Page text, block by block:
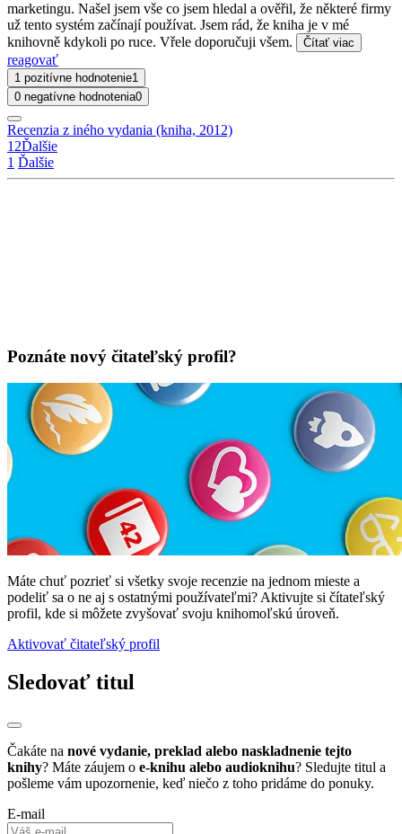
marketingu. Našel jsem vše co jsem hledal a ověřil, že některé firmy
už tento systém začínají používat. Jsem rád, že kniha je v mé
knihovně kdykoli po ruce. Vřele doporučuji všem.
Čítať viac
reagovať
1 pozitívne hodnotenie1
0 negatívne hodnotenia0
Recenzia z iného vydania (kniha, 2012)
1 2Ďalšie
1 Ďalšie
Poznáte nový čitateľský profil?
Máte chuť pozrieť si všetky svoje recenzie na jednom mieste a
podeliť sa o ne aj s ostatnými používateľmi? Aktivujte si čítateľský
profil, kde si môžete zvyšovať svoju knihomoľskú úroveň.
Aktivovať čitateľský profil
Sledovať titul
Čakáte na nové vydanie, preklad alebo naskladnenie tejto
knihy? Máte záujem o e-knihu alebo audioknihu? Sledujte titul a
pošleme vám upozornenie, keď niečo z toho pridáme do ponuky.
E-mail